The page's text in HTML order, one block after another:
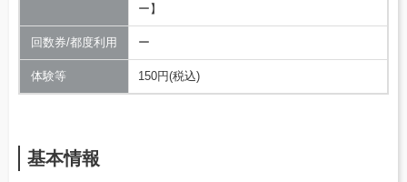
ー】
回数券/都度利用 ー
体験等 150円(税込)
基本情報